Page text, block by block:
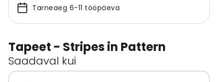
Tapeet - Stripes in Pattern
Saadaval kui
Tarneaeg 6-11 tööpäeva